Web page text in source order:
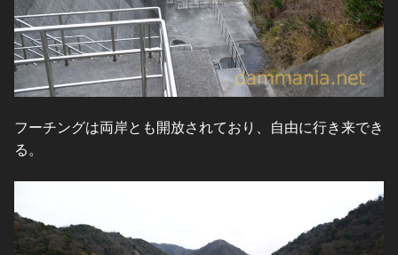
フーチングは両岸とも開放されており、自由に行き来でき
る。